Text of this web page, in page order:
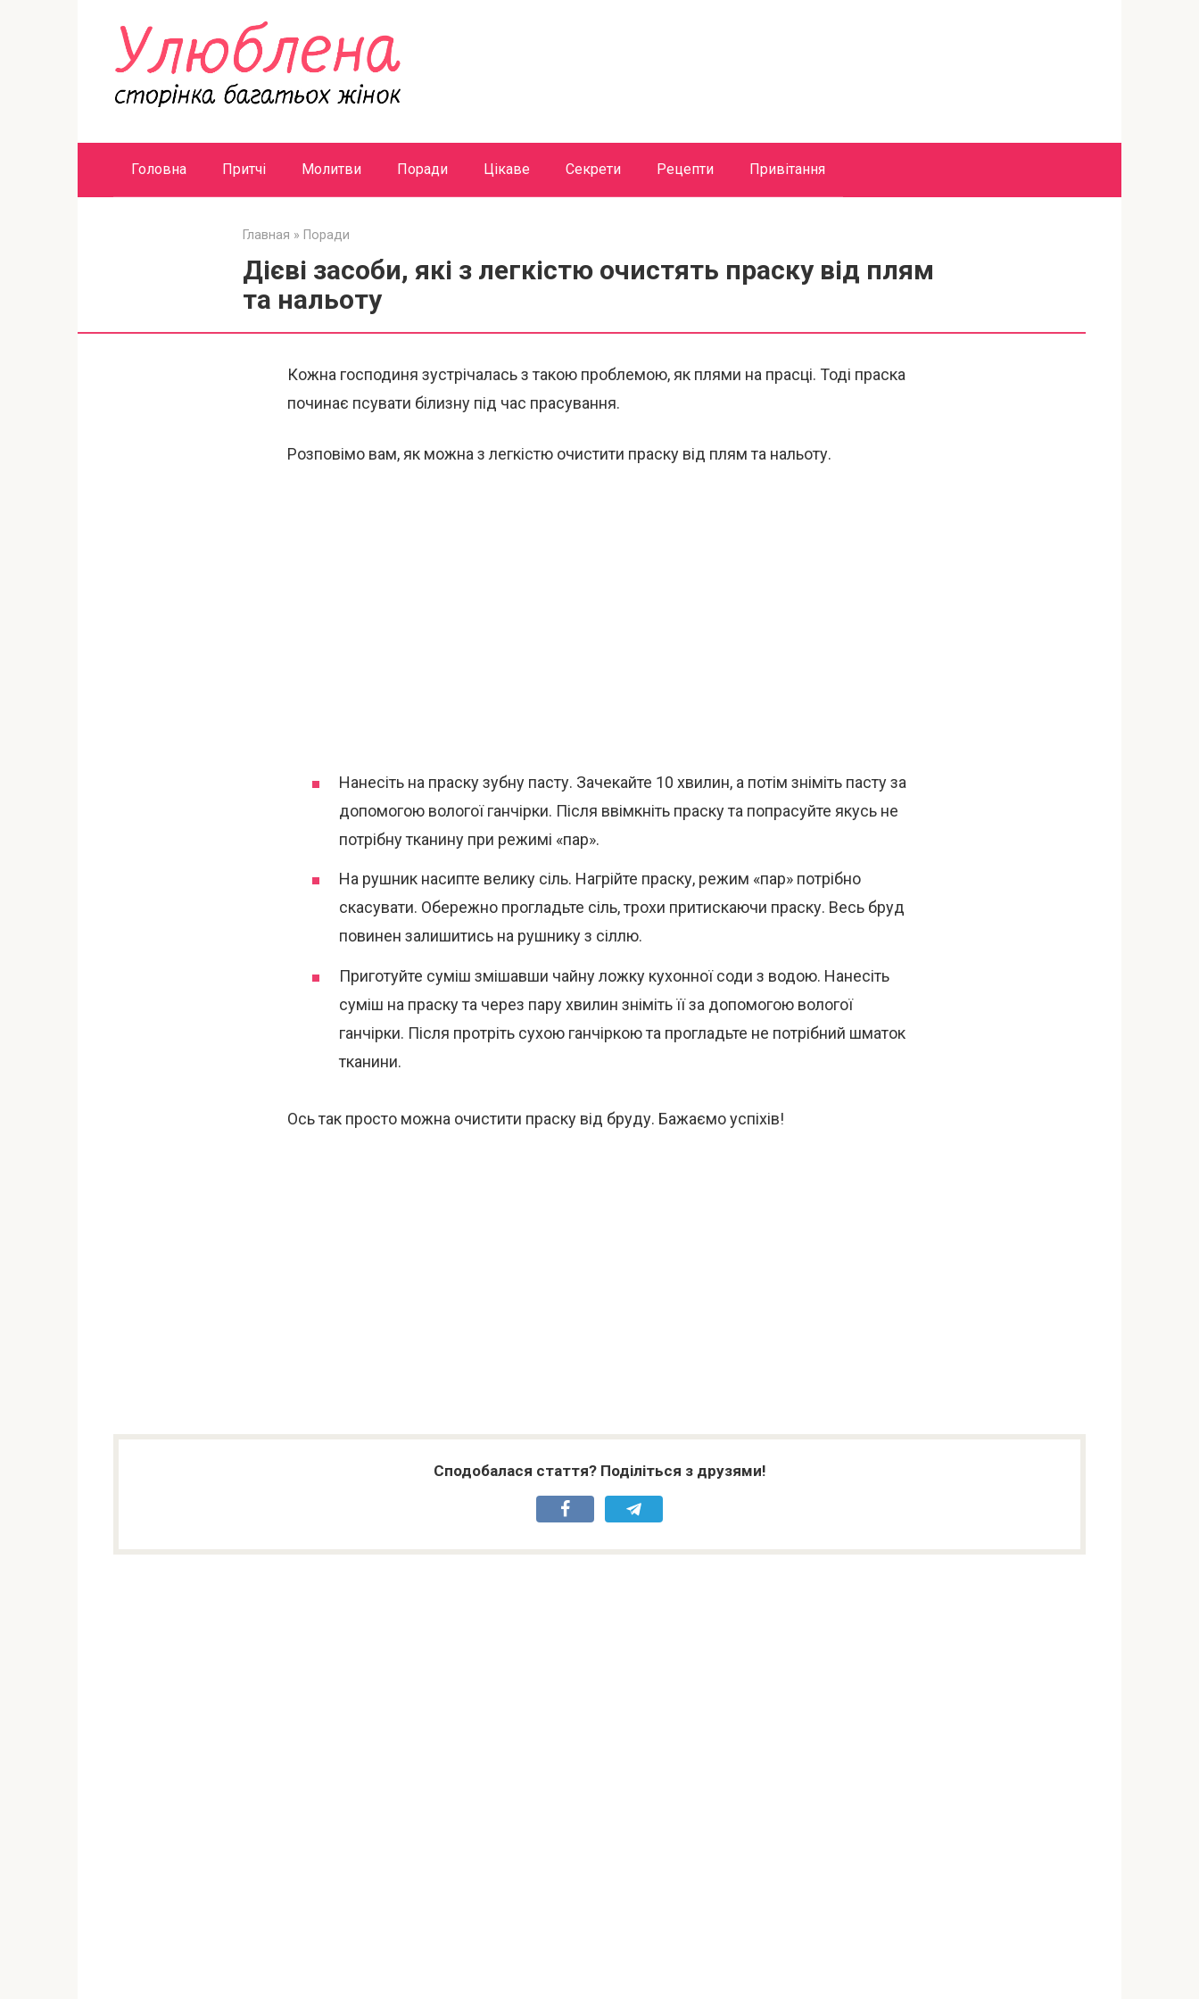
Головна Притчі Молитви Поради Цікаве Секрети Рецепти Привітання
Главная » Поради
Дієві засоби, які з легкістю очистять праску від плям
та нальоту
Кожна господиня зустрічалась з такою проблемою, як плями на прасці. Тоді праска
починає псувати білизну під час прасування.
Розповімо вам, як можна з легкістю очистити праску від плям та нальоту.
Нанесіть на праску зубну пасту. Зачекайте 10 хвилин, а потім зніміть пасту за
допомогою вологої ганчірки. Після ввімкніть праску та попрасуйте якусь не
потрібну тканину при режимі «пар».
На рушник насипте велику сіль. Нагрійте праску, режим «пар» потрібно
скасувати. Обережно прогладьте сіль, трохи притискаючи праску. Весь бруд
повинен залишитись на рушнику з сіллю.
Приготуйте суміш змішавши чайну ложку кухонної соди з водою. Нанесіть
суміш на праску та через пару хвилин зніміть її за допомогою вологої
ганчірки. Після протріть сухою ганчіркою та прогладьте не потрібний шматок
тканини.
Ось так просто можна очистити праску від бруду. Бажаємо успіхів!
Сподобалася стаття? Поділіться з друзями!